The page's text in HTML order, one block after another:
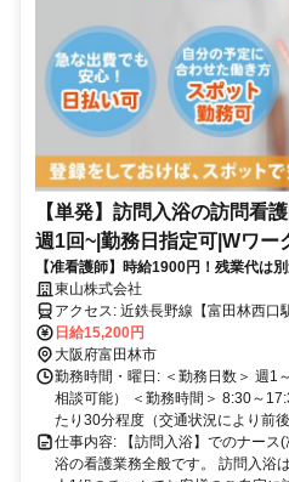
【単発】訪問入浴の訪問看
週1回~|勤務日指定可|Wワー
【准看護師】時給1900円！残業代は
合の良い日だけ働く1日8hのスポット
林西口駅】(17954-139-10)
東山株式会社
アクセス: 近鉄長野線【富田
日給15,200円
大阪府富田林市
勤務時間・曜日: ＜勤務日数＞ 週1
相談可能） ＜勤務時間＞ 8:30～
たり30分程度（交通状況により前後
仕事内容: 【訪問入浴】でのナース
浴の看護業務全般です。 訪問入浴